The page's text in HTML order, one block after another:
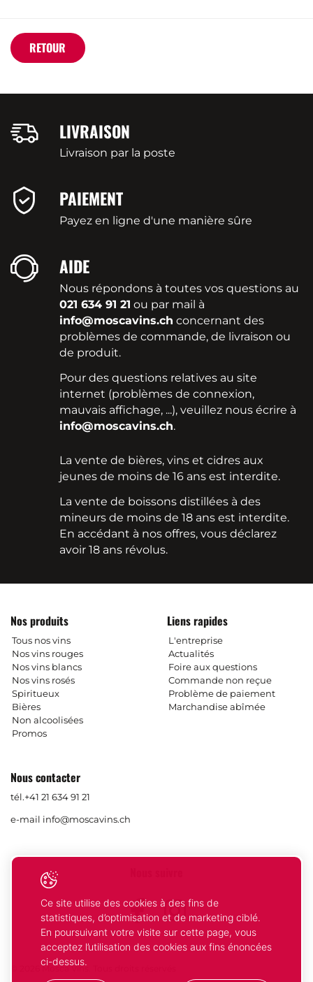
RETOUR
LIVRAISON
Livraison par la poste
PAIEMENT
Payez en ligne d'une manière sûre
AIDE
Nous répondons à toutes vos questions au
021 634 91 21 ou par mail à
info@moscavins.ch concernant des
problèmes de commande, de livraison ou
de produit.
Pour des questions relatives au site
internet (problèmes de connexion,
mauvais affichage, ...), veuillez nous écrire à
info@moscavins.ch.
La vente de bières, vins et cidres aux
jeunes de moins de 16 ans est interdite.
La vente de boissons distillées à des
mineurs de moins de 18 ans est interdite.
En accédant à nos offres, vous déclarez
avoir 18 ans révolus.
Nos produits
Tous nos vins
Nos vins rouges
Nos vins blancs
Nos vins rosés
Spiritueux
Bières
Non alcoolisées
Promos
Liens rapides
L'entreprise
Actualités
Foire aux questions
Commande non reçue
Problème de paiement
Marchandise abîmée
Nous contacter
tél.+41 21 634 91 21
e-mail info@moscavins.ch
Facebook
Instagram
© 2026 Mosca Vins. Tous droits réservés
Ce site utilise des cookies à des fins de
statistiques, d’optimisation et de marketing ciblé.
En poursuivant votre visite sur cette page, vous
acceptez l’utilisation des cookies aux fins énoncées
ci-dessus.